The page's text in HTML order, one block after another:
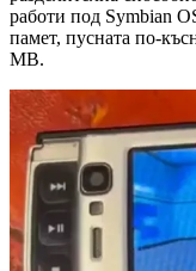
работи под Symbian
памет, пусната по-
MB.